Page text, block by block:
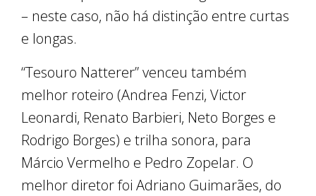
– neste caso, não há distinção entre curtas
e longas.
“Tesouro Natterer” venceu também
melhor roteiro (Andrea Fenzi, Victor
Leonardi, Renato Barbieri, Neto Borges e
Rodrigo Borges) e trilha sonora, para
Márcio Vermelho e Pedro Zopelar. O
melhor diretor foi Adriano Guimarães, do